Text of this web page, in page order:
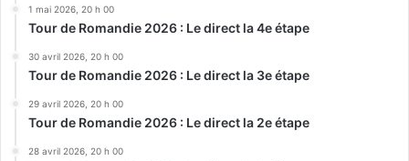
1 mai 2026, 20 h 00
Tour de Romandie 2026 : Le direct la 4e étape
30 avril 2026, 20 h 00
Tour de Romandie 2026 : Le direct la 3e étape
29 avril 2026, 20 h 00
Tour de Romandie 2026 : Le direct la 2e étape
28 avril 2026, 20 h 00